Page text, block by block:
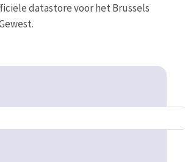
datastore voor het Brussels